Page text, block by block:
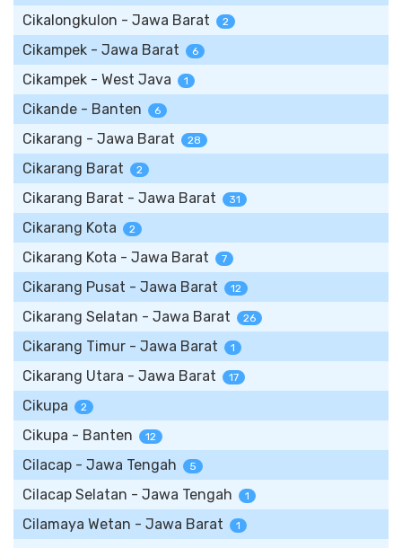
Cikalongkulon - Jawa Barat 2
Cikampek - Jawa Barat 6
Cikampek - West Java 1
Cikande - Banten 6
Cikarang - Jawa Barat 28
Cikarang Barat 2
Cikarang Barat - Jawa Barat 31
Cikarang Kota 2
Cikarang Kota - Jawa Barat 7
Cikarang Pusat - Jawa Barat 12
Cikarang Selatan - Jawa Barat 26
Cikarang Timur - Jawa Barat 1
Cikarang Utara - Jawa Barat 17
Cikupa 2
Cikupa - Banten 12
Cilacap - Jawa Tengah 5
Cilacap Selatan - Jawa Tengah 1
Cilamaya Wetan - Jawa Barat 1